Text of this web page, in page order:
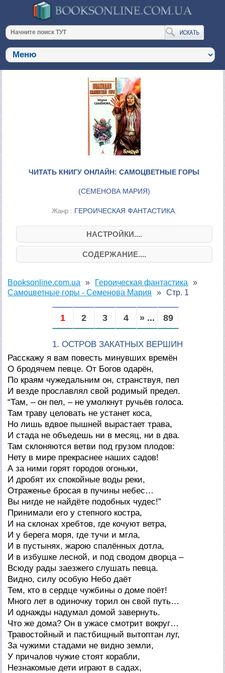
ЧИТАТЬ КНИГУ ОНЛАЙН: САМОЦВЕТНЫЕ ГОРЫ
(СЕМЕНОВА МАРИЯ)
Жанр : ГЕРОИЧЕСКАЯ ФАНТАСТИКА;
НАСТРОЙКИ....
СОДЕРЖАНИЕ....
Booksonline.com.ua
Героическая фантастика
Самоцветные горы - Семенова Мария
Стр. 1
1 2 3 4 » ... 89
1. ОСТРОВ ЗАКАТНЫХ ВЕРШИН
Расскажу я вам повесть минувших времён
О бродячем певце. От Богов одарён,
По краям чужедальним он, странствуя, пел
И везде прославлял свой родимый предел.
“Там, – он пел, – не умолкнут ручьёв голоса.
Там траву целовать не устанет коса,
Но лишь вдвое пышней вырастает трава,
И стада не объедешь ни в месяц, ни в два.
Там склоняются ветви под грузом плодов:
Нету в мире прекраснее наших садов!
А за ними горят городов огоньки,
И дробят их спокойные воды реки,
Отраженье бросая в пучины небес…
Вы нигде не найдёте подобных чудес!”
Принимали его у степного костра,
И на склонах хребтов, где кочуют ветра,
И у берега моря, где тучи и мгла,
И в пустынях, жарою спалённых дотла,
И в избушке лесной, и под сводом дворца –
Всюду рады заезжего слушать певца.
Видно, силу особую Небо даёт
Тем, кто в сердце чужбины о доме поёт!
Много лет в одиночку торил он свой путь…
И однажды надумал домой завернуть.
Что же дома? Он в ужасе смотрит вокруг…
Травостойный и пастбищный вытоптан луг,
За чужими стадами не видно земли,
У причалов чужие стоят корабли,
Незнакомые дети играют в садах,